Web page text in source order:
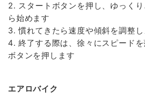
スタートボタンを押し、ゆっく
ら始めます
慣れてきたら速度や傾斜を調整し
終了する際は、徐々にスピード
ボタンを押します
エアロバイク